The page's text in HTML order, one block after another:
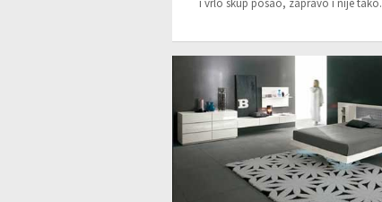
i vrlo skup posao, zapravo i nije tako.